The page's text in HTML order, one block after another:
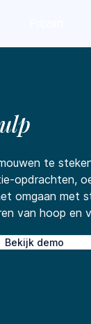
te
opdrachten,
omgaan met
van hoop en
Bekijk demo